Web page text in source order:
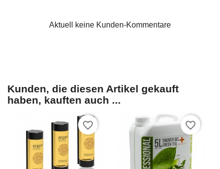
Aktuell keine Kunden-Kommentare
Kunden, die diesen Artikel gekauft
haben, kauften auch ...
favorite_border favorite_border